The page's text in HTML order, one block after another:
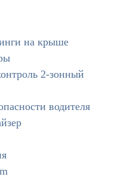
на крыше
2-зонный
водителя